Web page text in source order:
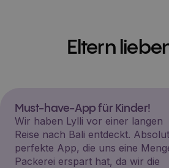
Eltern
Must-have-App für Kinder!
Wir haben Lylli vor einer langen
Reise nach Bali entdeckt. Absolut
perfekte App, die uns eine
Packerei erspart hat, da wir die